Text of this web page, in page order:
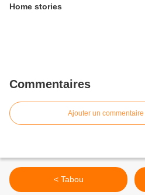
Home stories
Commentaires
Ajouter un commentaire
< Tabou